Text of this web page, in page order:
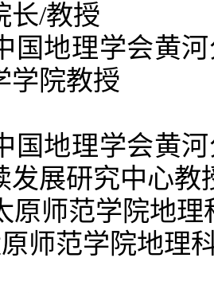
长/教授
国地理学会黄
学院教授
国地理学会黄
发展研究中心教
原师范学院地理
师范学院地理